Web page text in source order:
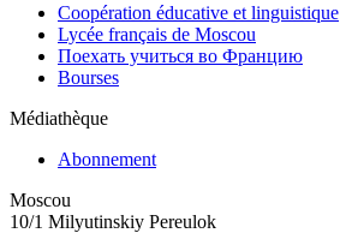
Coopération éducative et linguistique
Lycée français de Moscou
Поехать учиться во Францию
Bourses
Médiathèque
Abonnement
Moscou
10/1 Milyutinskiy Pereulok